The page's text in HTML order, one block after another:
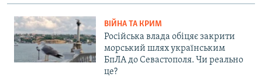
ВІЙНА ТА КРИМ
Російська влада обіцяє закрити
морський шлях українським
БпЛА до Севастополя. Чи реально
це?